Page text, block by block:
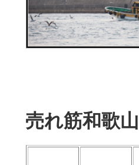
売れ筋和歌